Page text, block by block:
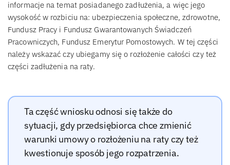
informacje na temat posiadanego zadłużenia, a więc jego
wysokość w rozbiciu na: ubezpieczenia społeczne, zdrowotne,
Fundusz Pracy i Fundusz Gwarantowanych Świadczeń
Pracowniczych, Fundusz Emerytur Pomostowych. W tej części
należy wskazać czy ubiegamy się o rozłożenie całości czy też
części zadłużenia na raty.
Ta część wniosku odnosi się także do
sytuacji, gdy przedsiębiorca chce zmienić
warunki umowy o rozłożeniu na raty czy też
kwestionuje sposób jego rozpatrzenia.